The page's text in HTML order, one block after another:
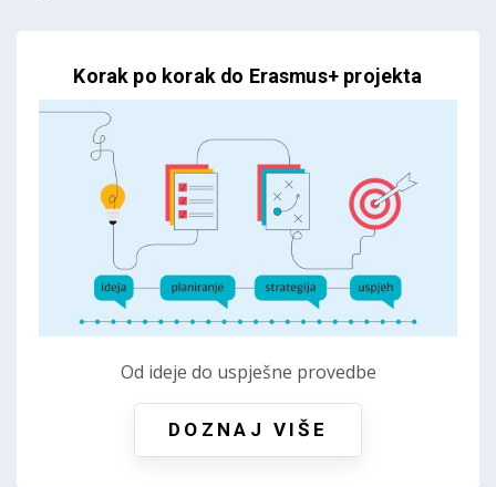
Korak po korak do Erasmus+ projekta
Od ideje do uspješne provedbe
DOZNAJ VIŠE